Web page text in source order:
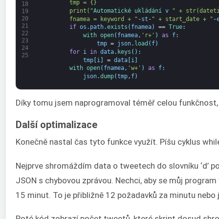
18
19
20
21
22
23
24
25
tmp = {}
print("Automatické ukládání v
" +
fnamea = keyword + " -st - " + start_date + " -
if os . path.exists ( fnamea) == True:
with open( fnamea, 'r+' ) as f:
tmp = json. load ( f)
for
i in data. keys ( ) :
tmp[i ] = data[i ]
with open( fnamea, 'w+' ) as f:
json.dump(tmp, f)
Díky tomu jsem naprogramoval téměř celou
Další optimalizace
Konečně nastal čas tyto funkce využít. Píšu cyklus
Nejprve shromáždím data o tweetech do slovníku ‘d’
JSON s chybovou zprávou. Nechci, aby se můj
15 minut. To je přibližně 12 požadavků za minutu